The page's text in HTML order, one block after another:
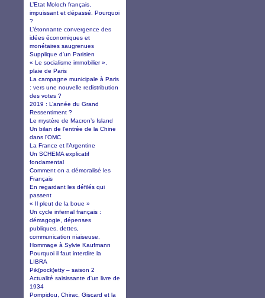
L’Etat Moloch français,
impuissant et dépassé. Pourquoi
?
L’étonnante convergence des
idées économiques et
monétaires saugrenues
Supplique d'un Parisien
« Le socialisme immobilier »,
plaie de Paris
La campagne municipale à Paris
: vers une nouvelle redistribution
des votes ?
2019 : L’année du Grand
Ressentiment ?
Le mystère de Macron’s Island
Un bilan de l'entrée de la Chine
dans l'OMC
La France et l'Argentine
Un SCHEMA explicatif
fondamental
Comment on a démoralisé les
Français
En regardant les défilés qui
passent
« Il pleut de la boue »
Un cycle infernal français :
démagogie, dépenses
publiques, dettes,
communication niaiseuse,
Hommage à Sylvie Kaufmann
Pourquoi il faut interdire la
LIBRA
Pik(pock)etty – saison 2
Actualité saisissante d'un livre de
1934
Pompidou, Chirac, Giscard et la